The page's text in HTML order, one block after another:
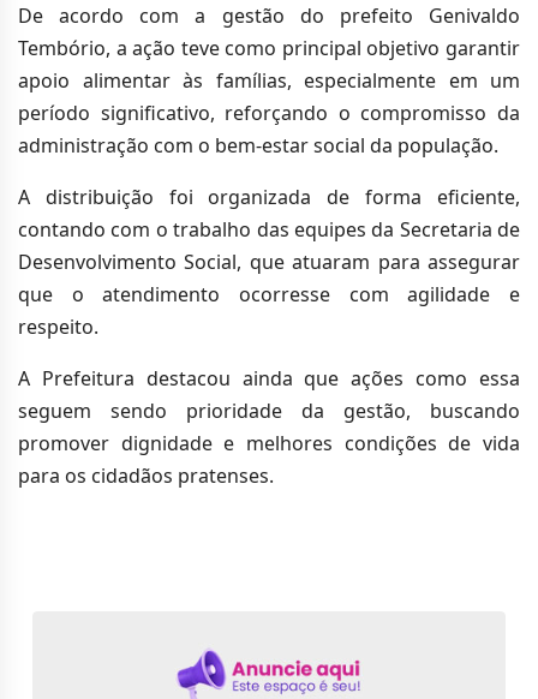
De acordo com a gestão do prefeito Genivaldo
Tembório, a ação teve como principal objetivo garantir
apoio alimentar às famílias, especialmente em um
período significativo, reforçando o compromisso da
administração com o bem-estar social da população.
A distribuição foi organizada de forma eficiente,
contando com o trabalho das equipes da Secretaria de
Desenvolvimento Social, que atuaram para assegurar
que o atendimento ocorresse com agilidade e
respeito.
A Prefeitura destacou ainda que ações como essa
seguem sendo prioridade da gestão, buscando
promover dignidade e melhores condições de vida
para os cidadãos pratenses.